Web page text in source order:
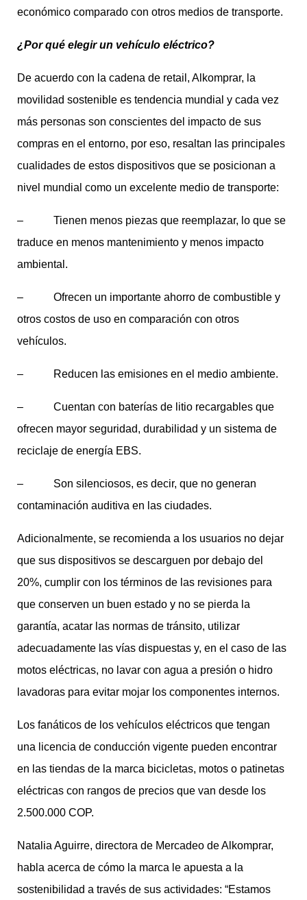
económico comparado con otros medios de transporte.
¿Por qué elegir un vehículo eléctrico?
De acuerdo con la cadena de retail, Alkomprar, la
movilidad sostenible es tendencia mundial y cada vez
más personas son conscientes del impacto de sus
compras en el entorno, por eso, resaltan las principales
cualidades de estos dispositivos que se posicionan a
nivel mundial como un excelente medio de transporte:
– Tienen menos piezas que reemplazar, lo que se
traduce en menos mantenimiento y menos impacto
ambiental.
– Ofrecen un importante ahorro de combustible y
otros costos de uso en comparación con otros
vehículos.
– Reducen las emisiones en el medio ambiente.
– Cuentan con baterías de litio recargables que
ofrecen mayor seguridad, durabilidad y un sistema de
reciclaje de energía EBS.
– Son silenciosos, es decir, que no generan
contaminación auditiva en las ciudades.
Adicionalmente, se recomienda a los usuarios no dejar
que sus dispositivos se descarguen por debajo del
20%, cumplir con los términos de las revisiones para
que conserven un buen estado y no se pierda la
garantía, acatar las normas de tránsito, utilizar
adecuadamente las vías dispuestas y, en el caso de las
motos eléctricas, no lavar con agua a presión o hidro
lavadoras para evitar mojar los componentes internos.
Los fanáticos de los vehículos eléctricos que tengan
una licencia de conducción vigente pueden encontrar
en las tiendas de la marca bicicletas, motos o patinetas
eléctricas con rangos de precios que van desde los
2.500.000 COP.
Natalia Aguirre, directora de Mercadeo de Alkomprar,
habla acerca de cómo la marca le apuesta a la
sostenibilidad a través de sus actividades: “Estamos